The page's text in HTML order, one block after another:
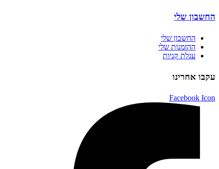
החשבון שלי
החשבון שלי
ההזמנות שלי
עגלת קניות
עקבו אחרינו
Facebook Icon